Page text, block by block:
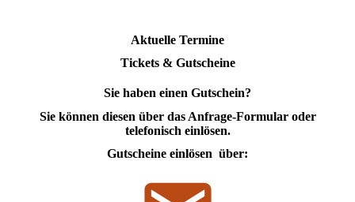
Aktuelle Termine
Tickets & Gutscheine
Sie haben einen Gutschein?
Sie können diesen über das Anfrage-Formular oder
telefonisch einlösen.
Gutscheine einlösen über: